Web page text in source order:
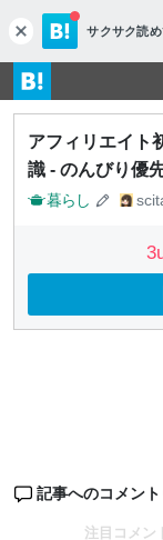
c
l
o
s
e
サクサク読め
アフィリエイト
識 - のんびり優
暮らし
3
記事へのコメント
注目コメン